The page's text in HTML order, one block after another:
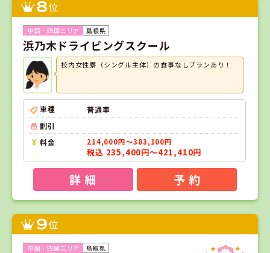
8位
島根県
浜乃木ドライビングスクール
校内女性寮（シングル主体）の食事なしプランあり！
車種
普通車
割引
料金
214,000円～383,100円
税込 235,400円～421,410円
詳 細 予 約
9位
鳥取県